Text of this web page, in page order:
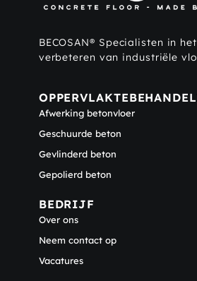
BECOSAN® Specialisten in
verbeteren van industriële
Afwerking betonvloer
Geschuurde beton
Gevlinderd beton
Gepolierd beton
BEDRIJF​
Over ons
Neem contact op
Vacatures